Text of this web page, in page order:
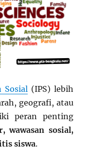
Sosial (IPS) lebih
geografi, atau
peran penting
wawasan sosial,
siswa.